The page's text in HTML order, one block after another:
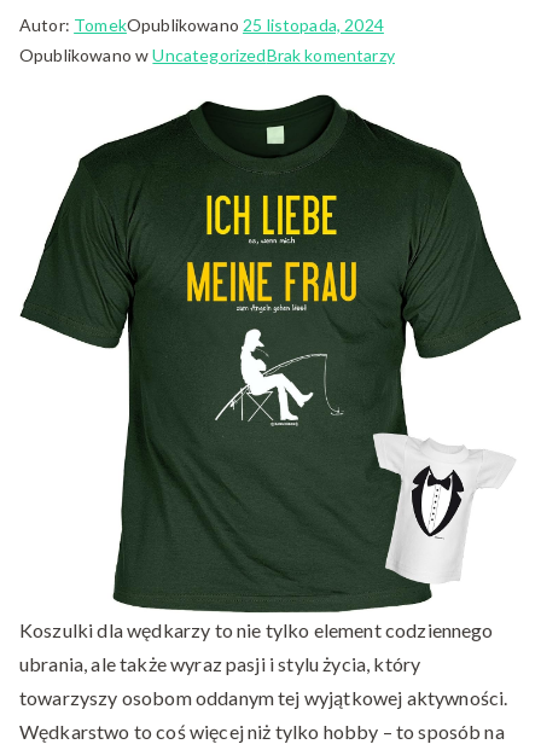
Autor: TomekOpublikowano 25 listopada, 2024
Opublikowano wUncategorizedBrak komentarzydo
Wędkarskie:
Wędki
po
Design,
Który
Zaskakuje
Koszulki dla wędkarzy to nie tylko element codziennego
ubrania, ale także wyraz pasji i stylu życia, który
towarzyszy osobom oddanym tej wyjątkowej aktywności.
Wędkarstwo to coś więcej niż tylko hobby – to sposób na